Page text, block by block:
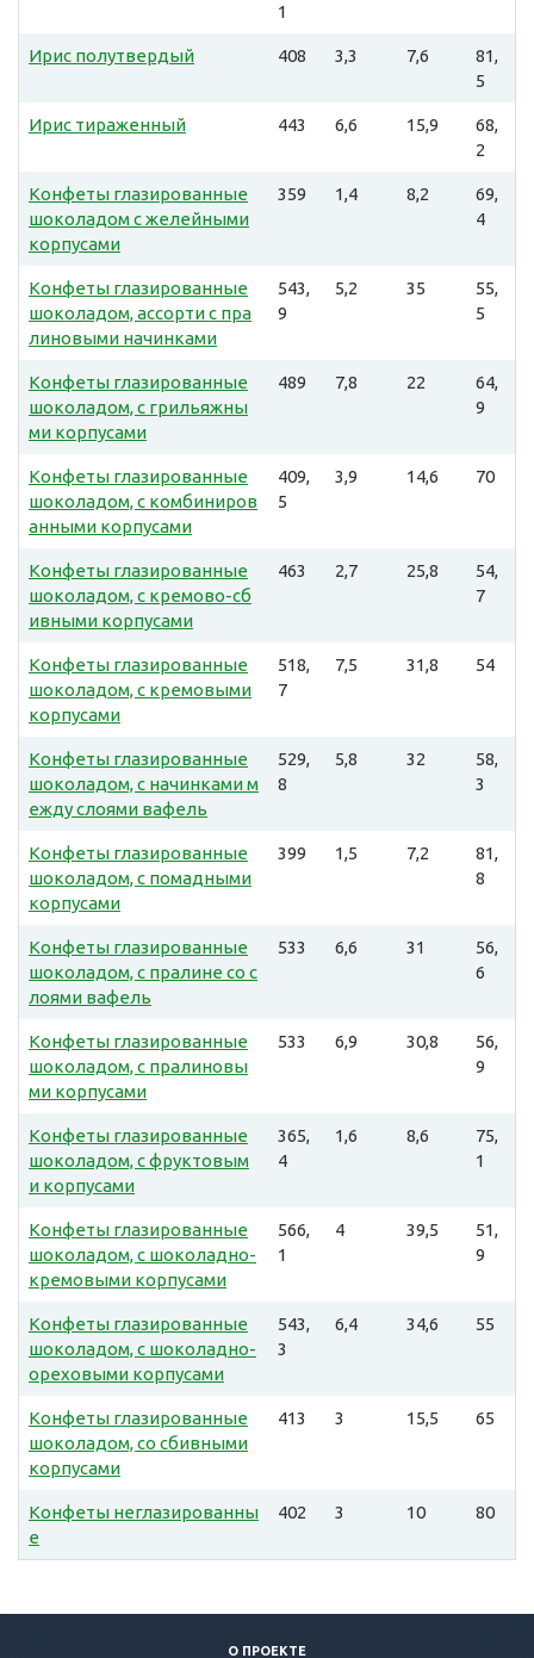
1
Ирис полутвердый 408 3,3 7,6
81,
5
Ирис тираженный 443 6,6 15,9
68,
2
Конфеты глазированные
шоколадом с желейными
корпусами
359 1,4 8,2
69,
4
Конфеты глазированные
шоколадом, ассорти с пра
линовыми начинками
543,
9
5,2 35
55,
5
Конфеты глазированные
шоколадом, с грильяжны
ми корпусами
489 7,8 22
64,
9
Конфеты глазированные
шоколадом, с комбиниров
анными корпусами
409,
5
3,9 14,6 70
Конфеты глазированные
шоколадом, с кремово-сб
ивными корпусами
463 2,7 25,8
54,
7
Конфеты глазированные
шоколадом, с кремовыми
корпусами
518,
7
7,5 31,8 54
Конфеты глазированные
шоколадом, с начинками м
ежду слоями вафель
529,
8
5,8 32
58,
3
Конфеты глазированные
шоколадом, с помадными
корпусами
399 1,5 7,2
81,
8
Конфеты глазированные
шоколадом, с пралине со с
лоями вафель
533 6,6 31
56,
6
Конфеты глазированные
шоколадом, с пралиновы
ми корпусами
533 6,9 30,8
56,
9
Конфеты глазированные
шоколадом, с фруктовым
и корпусами
365,
4
1,6 8,6
75,
1
Конфеты глазированные
шоколадом, с шоколадно-
кремовыми корпусами
566,
1
4 39,5
51,
9
Конфеты глазированные
шоколадом, с шоколадно-
ореховыми корпусами
543,
3
6,4 34,6 55
Конфеты глазированные
шоколадом, со сбивными
корпусами
413 3 15,5 65
Конфеты неглазированны
е
402 3 10 80
О ПРОЕКТЕ